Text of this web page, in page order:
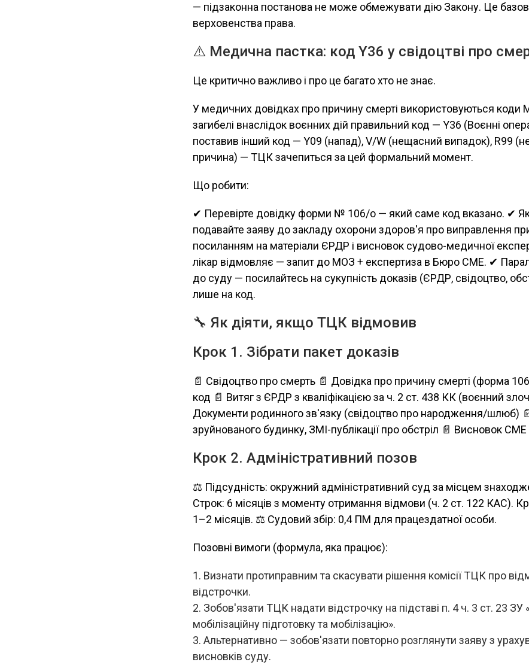
— підзаконна постанова не може обмежувати дію Закону. Це
верховенства права.
⚠️ Медична пастка: код Y36 у свідоцтві про
Це критично важливо і про це багато хто не знає.
У медичних довідках про причину смерті використовуються
загибелі внаслідок воєнних дій правильний код — Y36 (Воєнні
поставив інший код — Y09 (напад), V/W (нещасний випадок), R99
причина) — ТЦК зачепиться за цей формальний момент.
Що робити:
✔ Перевірте довідку форми № 106/о — який саме код вказано. ✔
подавайте заяву до закладу охорони здоров'я про виправлення
посиланням на матеріали ЄРДР і висновок судово-медичної
лікар відмовляє — запит до МОЗ + експертиза в Бюро СМЕ. ✔
до суду — посилайтесь на сукупність доказів (ЄРДР, свідоцтво,
лише на код.
🔧 Як діяти, якщо ТЦК відмовив
Крок 1. Зібрати пакет доказів
📄 Свідоцтво про смерть 📄 Довідка про причину смерті (форма
код 📄 Витяг з ЄРДР з кваліфікацією за ч. 2 ст. 438 КК (воєнний
Документи родинного зв'язку (свідоцтво про народження/шлюб)
зруйнованого будинку, ЗМІ-публікації про обстріл 📄 Висновок СМЕ
Крок 2. Адміністративний позов
⚖ Підсудність: окружний адміністративний суд за місцем
Строк: 6 місяців з моменту отримання відмови (ч. 2 ст. 122 КАС).
1–2 місяців. ⚖ Судовий збір: 0,4 ПМ для працездатної особи.
Позовні вимоги (формула, яка працює):
Визнати протиправним та скасувати рішення комісії ТЦК про
відстрочки.
Зобов'язати ТЦК надати відстрочку на підставі п. 4 ч. 3 ст. 23 ЗУ
мобілізаційну підготовку та мобілізацію».
Альтернативно — зобов'язати повторно розглянути заяву з
висновків суду.